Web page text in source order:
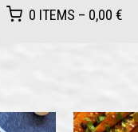
0 ITEMS – 0,00 €